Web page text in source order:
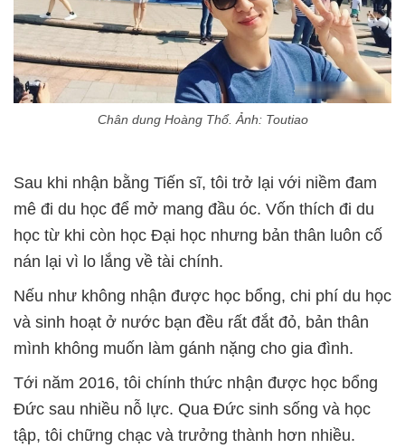
Chân dung Hoàng Thổ. Ảnh: Toutiao
Sau khi nhận bằng Tiến sĩ, tôi trở lại với niềm đam
mê đi du học để mở mang đầu óc. Vốn thích đi du
học từ khi còn học Đại học nhưng bản thân luôn cố
nán lại vì lo lắng về tài chính.
Nếu như không nhận được học bổng, chi phí du học
và sinh hoạt ở nước bạn đều rất đắt đỏ, bản thân
mình không muốn làm gánh nặng cho gia đình.
Tới năm 2016, tôi chính thức nhận được học bổng
Đức sau nhiều nỗ lực. Qua Đức sinh sống và học
tập, tôi chững chạc và trưởng thành hơn nhiều.